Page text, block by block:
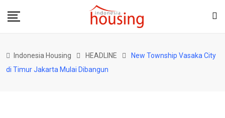
Indonesia Housing HEADLINE
New Township Vasaka City
di Timur Jakarta Mulai Dibangun